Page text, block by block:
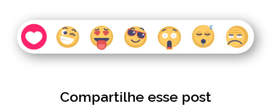
Compartilhe esse post